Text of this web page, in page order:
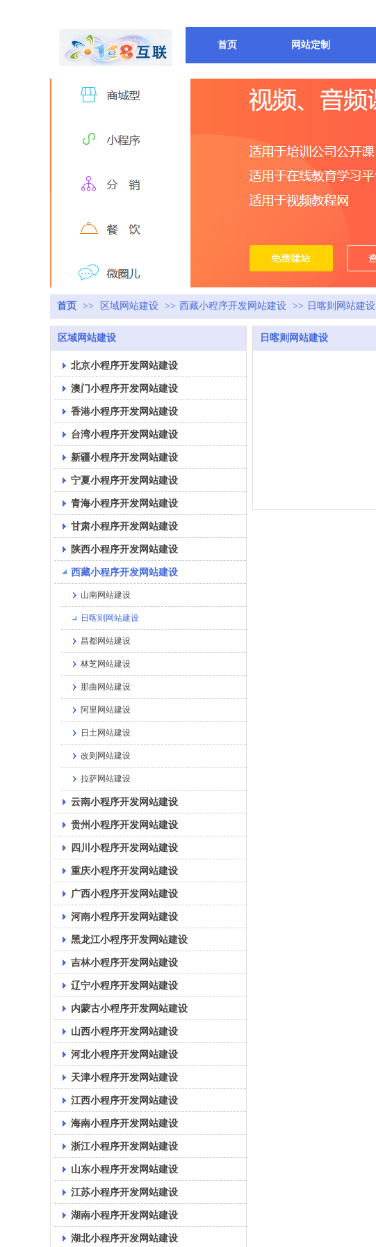
首页 网站定制
首页 >> 区域网站建设 >> 西藏小程序开发网站建设 >> 日喀则网站建设
区域网站建设
北京小程序开发网站建设
澳门小程序开发网站建设
香港小程序开发网站建设
台湾小程序开发网站建设
新疆小程序开发网站建设
宁夏小程序开发网站建设
青海小程序开发网站建设
甘肃小程序开发网站建设
陕西小程序开发网站建设
西藏小程序开发网站建设
山南网站建设
日喀则网站建设
昌都网站建设
林芝网站建设
那曲网站建设
阿里网站建设
日土网站建设
改则网站建设
拉萨网站建设
云南小程序开发网站建设
贵州小程序开发网站建设
四川小程序开发网站建设
重庆小程序开发网站建设
广西小程序开发网站建设
河南小程序开发网站建设
黑龙江小程序开发网站建设
吉林小程序开发网站建设
辽宁小程序开发网站建设
内蒙古小程序开发网站建设
山西小程序开发网站建设
河北小程序开发网站建设
天津小程序开发网站建设
江西小程序开发网站建设
海南小程序开发网站建设
浙江小程序开发网站建设
山东小程序开发网站建设
江苏小程序开发网站建设
湖南小程序开发网站建设
湖北小程序开发网站建设
日喀则网站建设